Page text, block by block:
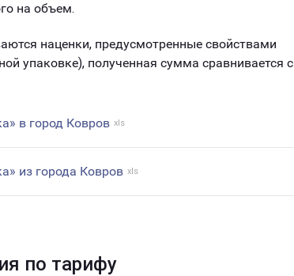
на объем.
наценки, предусмотренные свойствами
упаковке), полученная сумма сравнивается с
в город Ковров xls
из города Ковров xls
по тарифу